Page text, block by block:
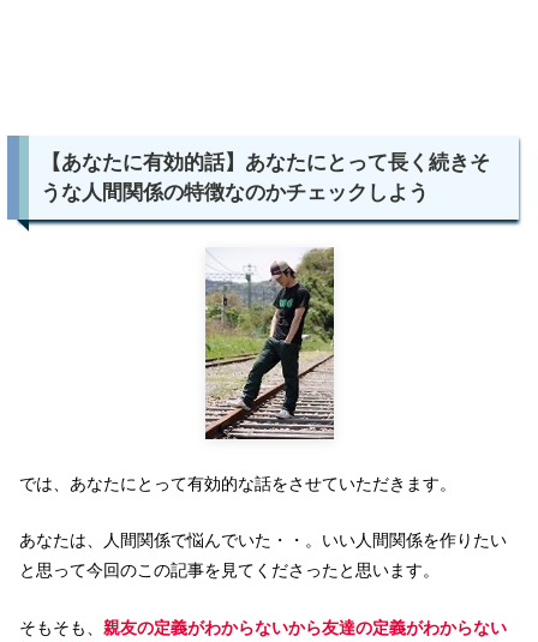
【あなたに有効的話】あなたにとって長く続きそ
うな人間関係の特徴なのかチェックしよう
では、あなたにとって有効的な話をさせていただきます。
あなたは、人間関係で悩んでいた・・。いい人間関係を作りたい
と思って今回のこの記事を見てくださったと思います。
そもそも、 親友の定義がわからないから友達の定義がわからない